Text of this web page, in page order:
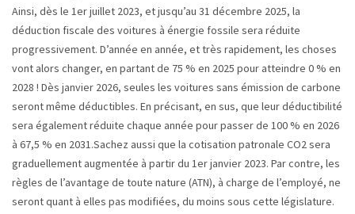
Ainsi, dès le 1er juillet 2023, et jusqu’au 31 décembre 2025, la
déduction fiscale des voitures à énergie fossile sera réduite
progressivement. D’année en année, et très rapidement, les choses
vont alors changer, en partant de 75 % en 2025 pour atteindre 0 % en
2028 ! Dès janvier 2026, seules les voitures sans émission de carbone
seront même déductibles. En précisant, en sus, que leur déductibilité
sera également réduite chaque année pour passer de 100 % en 2026
à 67,5 % en 2031.Sachez aussi que la cotisation patronale CO2 sera
graduellement augmentée à partir du 1er janvier 2023. Par contre, les
règles de l’avantage de toute nature (ATN), à charge de l’employé, ne
seront quant à elles pas modifiées, du moins sous cette législature.